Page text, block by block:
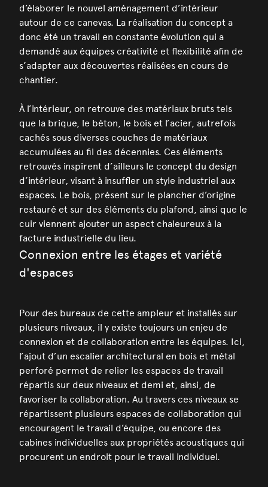
d’élaborer le nouvel aménagement d’intérieur
autour de ce canevas. La réalisation du concept a
donc été un travail en constante évolution qui a
demandé aux équipes créativité et flexibilité afin de
s’adapter aux découvertes réalisées en cours de
chantier.
À l’intérieur, on retrouve des matériaux bruts tels
que la brique, le béton, le bois et l’acier, autrefois
cachés sous diverses couches de matériaux
accumulées au fil des décennies. Ces éléments
retrouvés inspirent d’ailleurs le concept du design
d’intérieur, visant à insuffler un style industriel aux
espaces. Le bois, présent sur le plancher d’origine
restauré et sur des éléments du plafond, ainsi que le
cuir viennent ajouter un aspect chaleureux à la
facture industrielle du lieu.
Connexion entre les étages et variété
d'espaces
Pour des bureaux de cette ampleur et installés sur
plusieurs niveaux, il y existe toujours un enjeu de
connexion et de collaboration entre les équipes. Ici,
l’ajout d’un escalier architectural en bois et métal
perforé permet de relier les espaces de travail
répartis sur deux niveaux et demi et, ainsi, de
favoriser la collaboration. Au travers ces niveaux se
répartissent plusieurs espaces de collaboration qui
encouragent le travail d’équipe, ou encore des
cabines individuelles aux propriétés acoustiques qui
procurent un endroit pour le travail individuel.